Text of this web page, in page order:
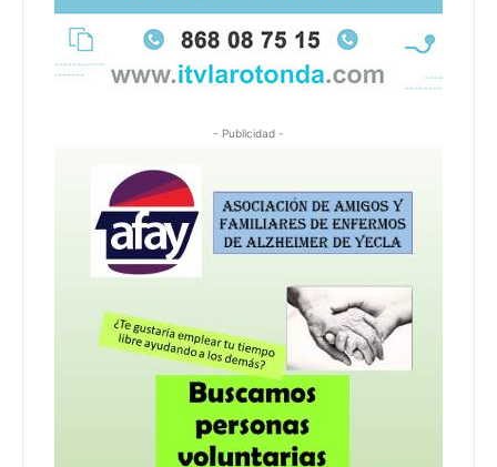
- Publicidad -